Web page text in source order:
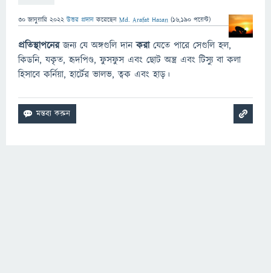
30 জানুয়ারি 2022 উত্তর প্রদান করেছেন Md. Arafat Hasan (16,190 পয়েন্ট)
প্রতিস্থাপনেরজন্য যে অঙ্গগুলি দানকরাযেতে পারে সেগুলি হল,
কিডনি, যকৃত, হৃদপিণ্ড, ফুসফুস এবং ছোট অন্ত্র এবং টিস্যু বা কলা
হিসাবে কর্নিয়া, হার্টের ভালভ, ত্বক এবং হাড়।